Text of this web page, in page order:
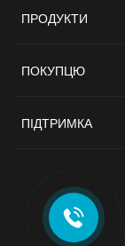
ПРОДУКТИ
ПОКУПЦЮ
ПІДТРИМКА